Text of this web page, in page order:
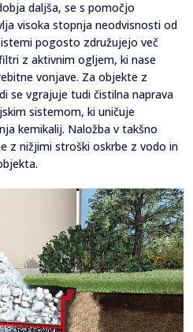
daljša, se s pomočjo
visoka stopnja neodvisnosti od
pogosto združujejo več
z aktivnim ogljem, ki nase
vonjave. Za objekte z
se vgrajuje tudi čistilna naprava
sistemom, ki uničuje
kemikalij. Naložba v takšno
z nižjimi stroški oskrbe z vodo in